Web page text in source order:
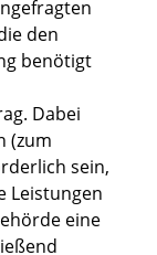
den
benötigt
Dabei
(zum
sein,
Leistungen
eine